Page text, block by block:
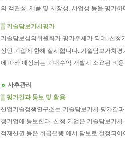
의 객관성, 제품 및 시장성, 사업성 등을 평가
▒ 기술담보가치평가
기술담보심의위원회가 평가주체가 되며, 신
상인 기업에 한해 실시합니다. 기술담보가치
에 따라 예상되는 기대수익 개발시 소요된 비
사후관리
▒ 평가결과 통보 및 활용
산업기술정책연구소는 기술담보가치 평가결
청기업에 통보한다. 신청 기업은 기술담보가
적재산권 등은 취급은행 에서 담보로 설정되어